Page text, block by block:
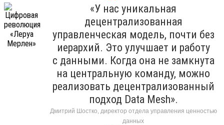
«У нас уникальная
децентрализованная
управленческая модель, почти без
иерархий. Это улучшает и работу
с данными. Когда она не замкнута
на центральную команду, можно
реализовать децентрализованный
подход Data Mesh».
Дмитрий Шостко, директор отдела управления ценностью
данных